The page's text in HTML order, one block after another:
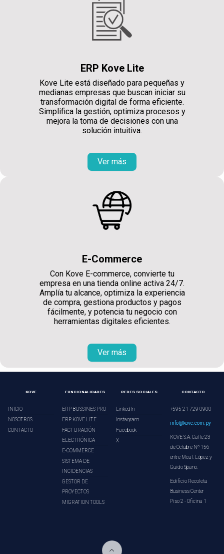
ERP Kove Lite
Kove Lite está diseñado para pequeñas y
medianas empresas que buscan iniciar su
transformación digital de forma eficiente.
Simplifica la gestión, optimiza procesos y
mejora la toma de decisiones con una
solución intuitiva.
Ver más
E-Commerce
Con Kove E-commerce, convierte tu
empresa en una tienda online activa 24/7.
Amplía tu alcance, optimiza la experiencia
de compra, gestiona productos y pagos
fácilmente, y potencia tu negocio con
herramientas digitales eficientes.
Ver más
KOVE
INICIO
NOSOTROS
CONTACTO
FUNCIONALIDADES
ERP BUSSINES PRO
ERP KOVE LITE
FACTURACIÓN
ELECTRÓNICA
E-COMMERCE
SISTEMA DE
INCIDENCIAS
GESTOR DE
PROYECTOS
MIGRATION TOOLS
REDES SOCIALES
LinkedIn
Instagram
Facebook
X
CONTACTO
+595 21 729 0900
info@kove.com.py
KOVE S.A. Calle 23
de Octubre Nº 156
entre Mcal. López y
Guido Spano.
Edificio Recoleta
Business Center
Piso 2 - Oficina 1